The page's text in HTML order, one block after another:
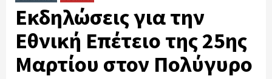
Εκδηλώσεις για την
Εθνική Επέτειο της 25ης
Μαρτίου στον Πολύγυρο